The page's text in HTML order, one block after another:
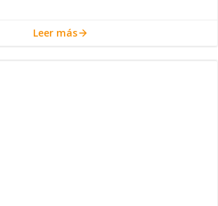
Leer más